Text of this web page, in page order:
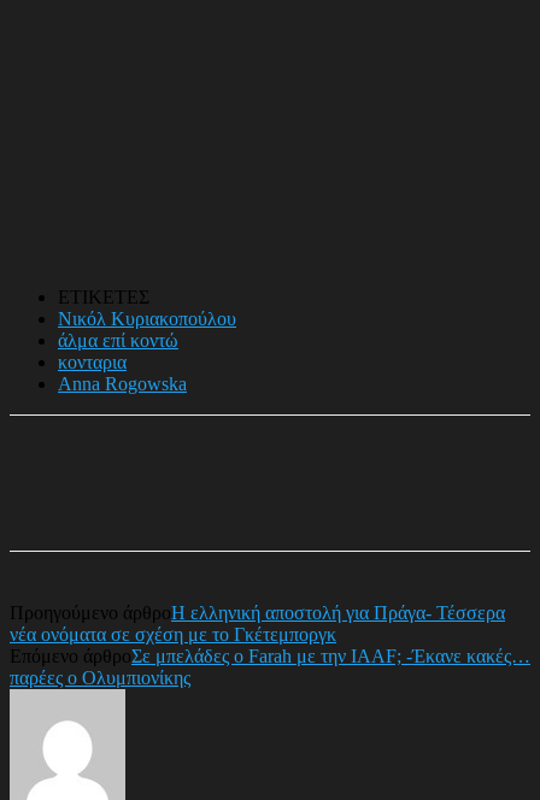
ΕΤΙΚΕΤΕΣ
Νικόλ Κυριακοπούλου
άλμα επί κοντώ
κονταρια
Anna Rogowska
Προηγούμενο άρθροΗ ελληνική αποστολή για Πράγα- Τέσσερα
νέα ονόματα σε σχέση με το Γκέτεμποργκ
Επόμενο άρθροΣε μπελάδες ο Farah με την IAAF; -Έκανε κακές…
παρέες ο Ολυμπιονίκης